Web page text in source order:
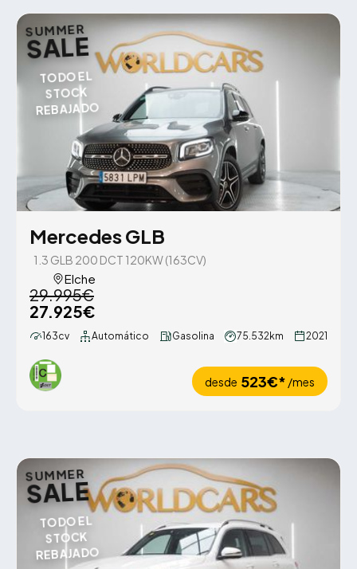
SUMMER
SALE
TODO EL
STOCK
REBAJADO
Mercedes GLB
1.3 GLB 200 DCT 120KW (163CV)
Elche
29.995€
27.925€
163cv Automático Gasolina 75.532km 2021
desde 523€* /mes
SUMMER
SALE
TODO EL
STOCK
REBAJADO